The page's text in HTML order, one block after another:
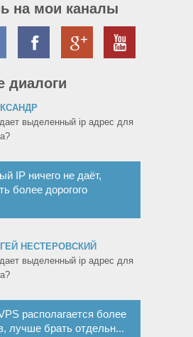
на мои каналы
диалоги
выделенный ip адрес для
IP ничего не даёт,
более дорогого
НЕСТЕРОВСКИЙ
выделенный ip адрес для
располагается более
лучше брать отдельн...